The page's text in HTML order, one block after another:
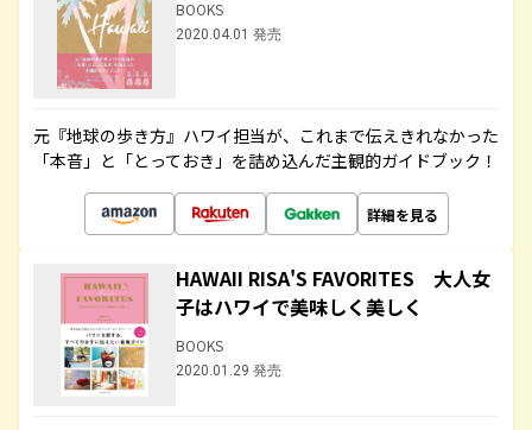
BOOKS
2020.04.01 発売
元『地球の歩き方』ハワイ担当が、これまで伝えきれなかった
「本音」と「とっておき」を詰め込んだ主観的ガイドブック！
詳細を見る
HAWAII RISA'S FAVORITES 大人女
子はハワイで美味しく美しく
BOOKS
2020.01.29 発売